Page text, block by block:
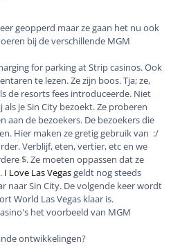
geopperd maar ze gaan het nu ook
bij de verschillende MGM
for parking at Strip casinos. Ook
te lezen. Ze zijn boos. Tja; ze,
de resorts fees introduceerde. Niet
je Sin City bezoekt. Ze proberen
aan de bezoekers. De bezoekers die
Hier maken ze gretig gebruik van :/
Verblijf, eten, vertier, etc en we
$. Ze moeten oppassen dat ze
I Love Las Vegasgeldt nog steeds
naar Sin City. De volgende keer wordt
World Las Vegas klaar is.
het voorbeeld van MGM
ontwikkelingen?